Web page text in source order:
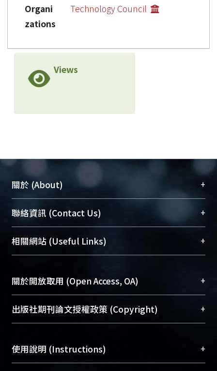
Organi
zations
Technology Council
Views
關於 (About) +
臺大位居世界頂尖大學之列，為永久珍藏及向國際
展現本校豐碩的研究成果及學術能量，圖書館整合
機構典藏（NTUR）與學術庫（AH）不同功能平
台，成為臺大學術典藏NTU scholars。期能整合研
成果。
To permanently archive and promote researcher
profiles and scholarly works, Library integrates the
services of “NTU Repository” with “Academic
聯絡資訊 (Contact Us) +
總館學科館員(Main Library)
醫學圖書館學科館員(Medical Library)
Sciences Library)
相關網站 (Useful Links) +
關於開放取用 (Open Access, OA) +
開放取用是從使用者角度提升資訊取用性的社會運
動，應用在學術研究上是透過將研究著作公開供使
用逐年攀升。同時可加速研究發展、提升研究影響
出版社期刊論文授權政策 (Copyright) +
含部分內容的版權非匯入者所有，或由第三方贊
助與合作完成，請確認該版權所有者及第三方同
使用說明 (Instructions) +